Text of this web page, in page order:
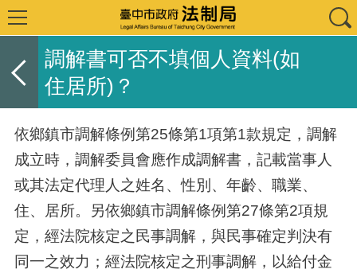
調解書可否不填個人資料(如
住居所)？
依鄉鎮市調解條例第25條第1項第1款規定，調解
成立時，調解委員會應作成調解書，記載當事人
或其法定代理人之姓名、性別、年齡、職業、
住、居所。另依鄉鎮市調解條例第27條第2項規
定，經法院核定之民事調解，與民事確定判決有
同一之效力；經法院核定之刑事調解，以給付金